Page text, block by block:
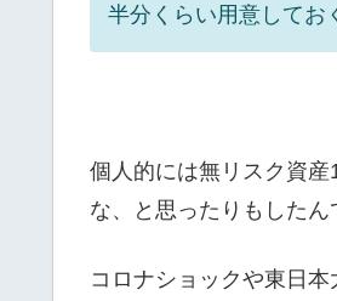
半分くらい用意してお
個人的には無リスク資
な、と思ったりもしたん
コロナショックや東日